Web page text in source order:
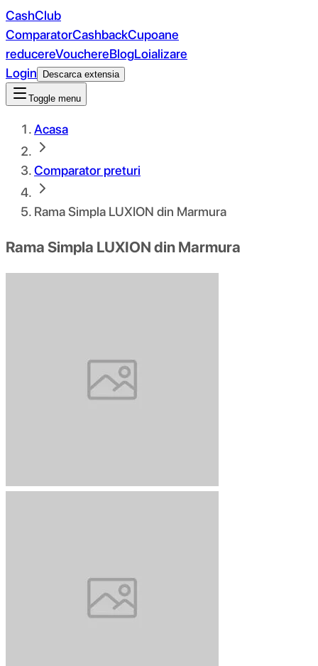
CashClub
ComparatorCashbackCupoane
reducereVouchereBlogLoializare
Login
Descarca extensia
Toggle menu
Acasa
Comparator preturi
Rama Simpla LUXION din Marmura
Rama Simpla LUXION din Marmura